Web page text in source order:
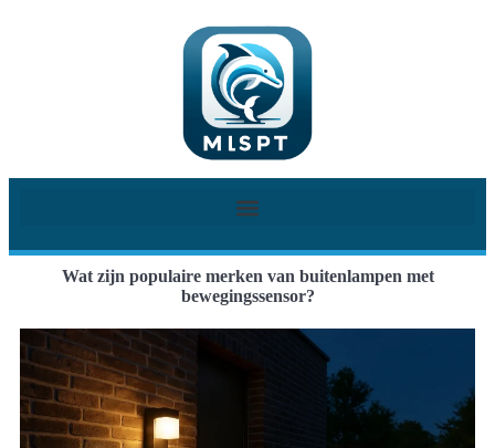
Wat zijn populaire merken van buitenlampen met
bewegingssensor?